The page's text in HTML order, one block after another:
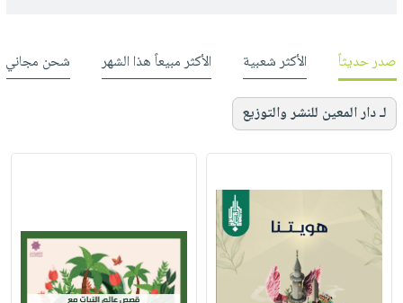
صدر حديثاً الأكثر شعبية الأكثر مبيعاً هذا الشهر شحن مجاني
لـ دار المعين للنشر والتوزيع